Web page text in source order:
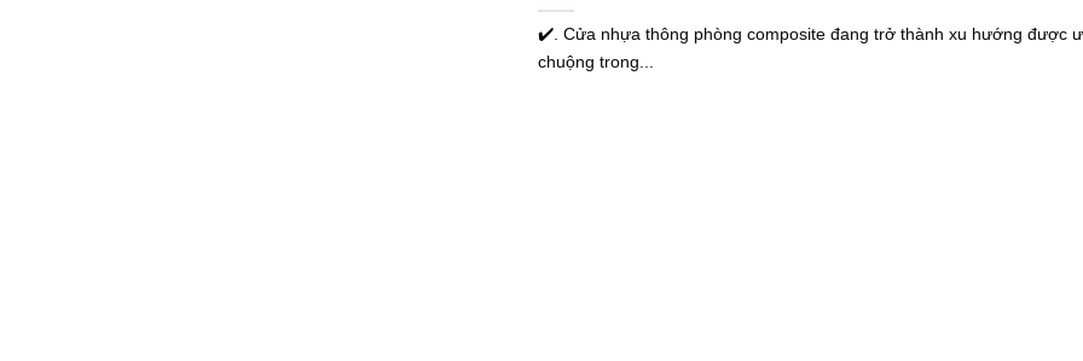
✔️. Cửa nhựa thông phòng composite đang trở thành xu hướng được
chuộng trong...